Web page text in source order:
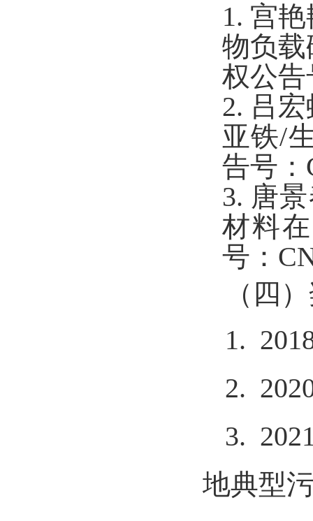
1. 宫艳
物负
权公告
2. 吕
亚铁/
告号：
3. 唐
材料在
号 ：
（四
1.
2.
3.
地典型